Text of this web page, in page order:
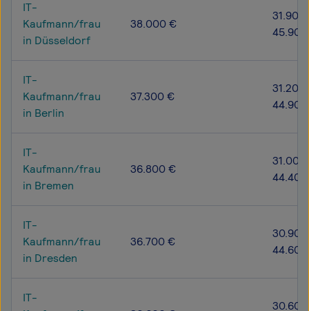
IT-
Kaufmann/frau
in Düsseldorf
38.000 €
IT-
Kaufmann/frau
in Berlin
37.300 €
IT-
Kaufmann/frau
in Bremen
36.800 €
IT-
Kaufmann/frau
in Dresden
36.700 €
IT-